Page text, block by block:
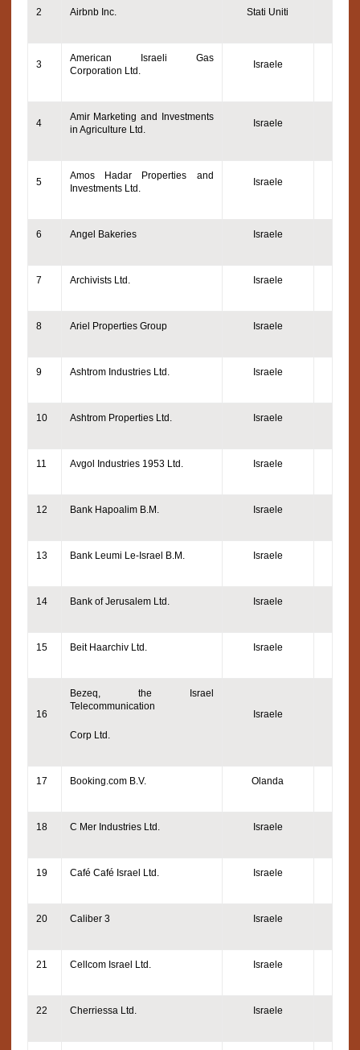
2 Airbnb Inc. Stati Uniti
3
American Israeli Gas
Corporation Ltd.
Israele
4
Amir Marketing and Investments
in Agriculture Ltd.
Israele
5
Amos Hadar Properties and
Investments Ltd.
Israele
6 Angel Bakeries Israele
7 Archivists Ltd. Israele
8 Ariel Properties Group Israele
9 Ashtrom Industries Ltd. Israele
10 Ashtrom Properties Ltd. Israele
11 Avgol Industries 1953 Ltd. Israele
12 Bank Hapoalim B.M. Israele
13 Bank Leumi Le-Israel B.M. Israele
14 Bank of Jerusalem Ltd. Israele
15 Beit Haarchiv Ltd. Israele
16
Bezeq, the Israel
Telecommunication
Corp Ltd.
Israele
17 Booking.com B.V. Olanda
18 C Mer Industries Ltd. Israele
19 Café Café Israel Ltd. Israele
20 Caliber 3 Israele
21 Cellcom Israel Ltd. Israele
22 Cherriessa Ltd. Israele